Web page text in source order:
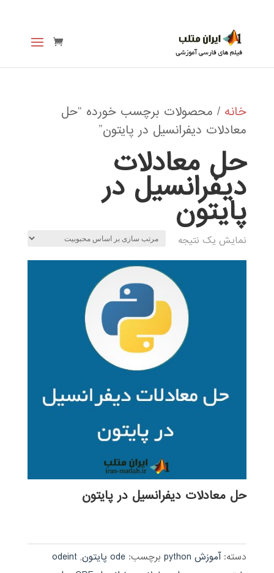
خانه / محصولات برچسب خورده “حل
معادلات دیفرانسیل در پایتون”
حل معادلات
دیفرانسیل در
پایتون
نمایش یک نتیجه
حل معادلات دیفرانسیل در پایتون
دسته:آموزش python برچسب: ode پایتون ,
odeint